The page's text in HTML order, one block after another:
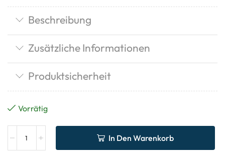
Beschreibung
Zusätzliche Informationen
Produktsicherheit
Vorrätig
In Den Warenkorb